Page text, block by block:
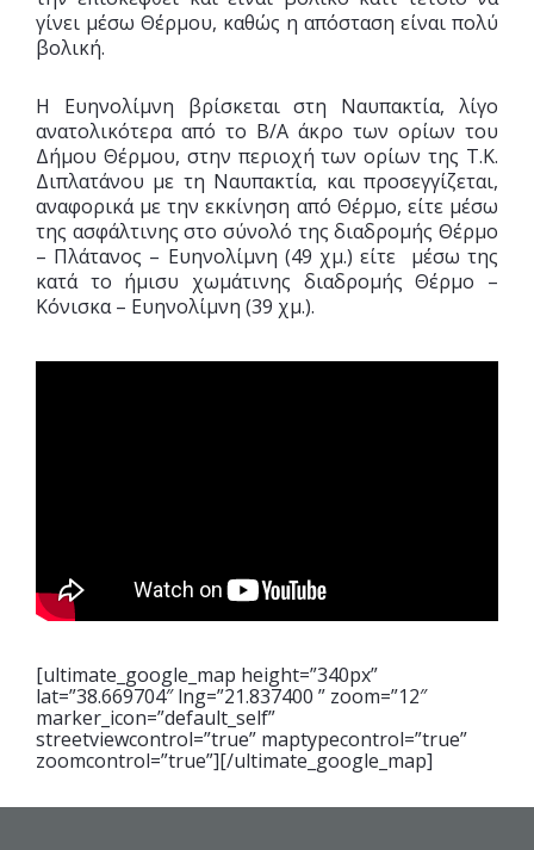
γίνει μέσω Θέρμου, καθώς η απόσταση είναι πολύ
βολική.
Η Ευηνολίμνη βρίσκεται στη Ναυπακτία, λίγο
ανατολικότερα από το Β/Α άκρο των ορίων του
Δήμου Θέρμου, στην περιοχή των ορίων της Τ.Κ.
Διπλατάνου με τη Ναυπακτία, και προσεγγίζεται,
αναφορικά με την εκκίνηση από Θέρμο, είτε μέσω
της ασφάλτινης στο σύνολό της διαδρομής Θέρμο
– Πλάτανος – Ευηνολίμνη (49 χμ.) είτε μέσω της
κατά το ήμισυ χωμάτινης διαδρομής Θέρμο –
Κόνισκα – Ευηνολίμνη (39 χμ.).
[ultimate_google_map height=”340px”
lat=”38.669704″ lng=”21.837400 ” zoom=”12″
marker_icon=”default_self”
streetviewcontrol=”true” maptypecontrol=”true”
zoomcontrol=”true”][/ultimate_google_map]